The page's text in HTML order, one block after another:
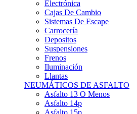
Sistemas De Escape
Carrocería
Depositos
Suspensiones
Frenos
Iluminación
Llantas
NEUMÁTICOS DE ASFALTO
Asfalto 13 O Menos
Asfalto 14p
Asfalto 15p
Asfalto 16p